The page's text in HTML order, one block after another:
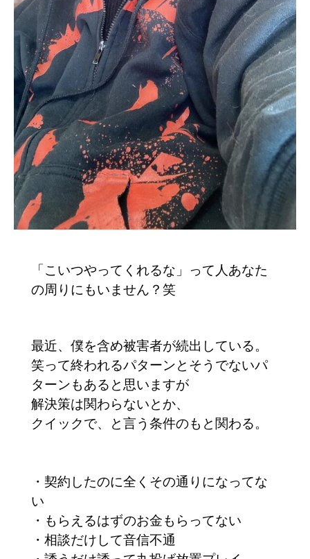
「こいつやってくれるな」って人あなた
の周りにもいません？笑
最近、僕を含め被害者が続出している。
笑って終われるパターンとそうでないパ
ターンもあると思いますが
解決策は関わらないとか、
クイックで、と言う条件のもと関わる。
・契約したのに全くその通りになってな
い
・もらえるはずのお金もらってない
・相談だけして音信不通